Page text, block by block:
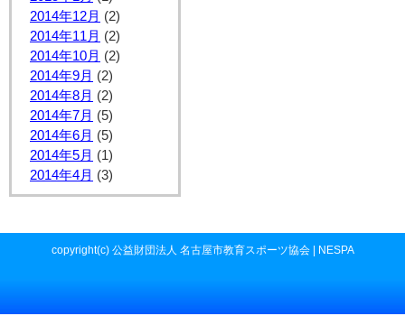
2014年12月 (2)
2014年11月 (2)
2014年10月 (2)
2014年9月 (2)
2014年8月 (2)
2014年7月 (5)
2014年6月 (5)
2014年5月 (1)
2014年4月 (3)
copyright(c) 公益財団法人 名古屋市教育スポーツ協会 | NESPA